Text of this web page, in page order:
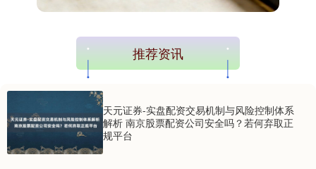
推荐资讯
天元证券-实盘配资交易机制与风险控制体系
解析 南京股票配资公司安全吗？若何弃取正
规平台